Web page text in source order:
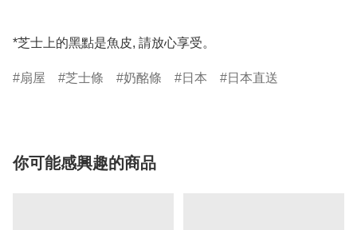
*芝士上的黑點是魚皮, 請放心享受。
扇屋 芝士條 奶酩條 日本 日本直送
你可能感興趣的商品